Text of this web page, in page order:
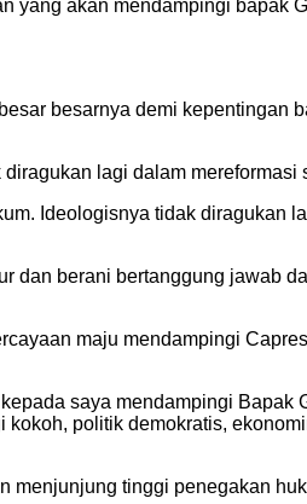
yang akan mendampingi bapak
besarnya demi kepentingan
lagi dalam mereformasi
Ideologisnya tidak diragukan
dan berani bertanggung jawab
maju mendampingi
saya mendampingi Bapak
politik demokratis,
menjunjung tinggi penegakan